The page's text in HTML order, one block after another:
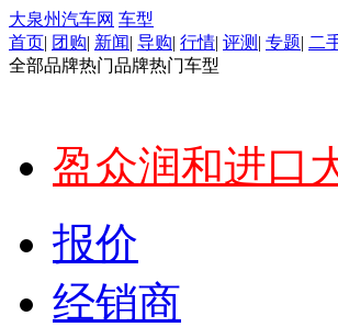
大泉州汽车网 车型
首页| 团购| 新闻| 导购| 行情| 评测 | 专题| 二
全部品牌热门品牌热门车型
盈众润和进口
报价
经销商